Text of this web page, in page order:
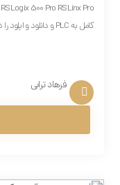
کامل به PLC و دانلود و اپلود را دارد. بسیار مهم...
فرهاد ترابی